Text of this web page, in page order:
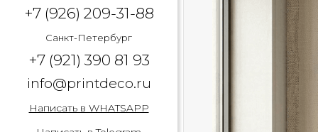
+7 (926) 209-31-88
Санкт-Петербург
+7 (921) 390 81 93
info@printdeco.ru
Написать в WHATSAPP